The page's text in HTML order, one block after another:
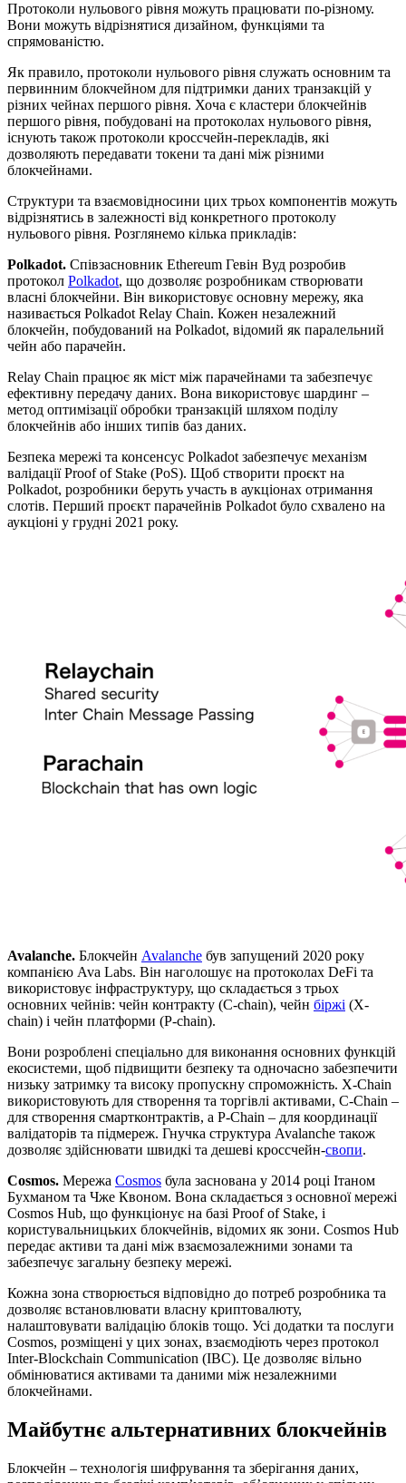
Протоколи нульового рівня можуть працювати по-різному.
Вони можуть відрізнятися дизайном, функціями та
спрямованістю.
Як правило, протоколи нульового рівня служать основним та
первинним блокчейном для підтримки даних транзакцій у
різних чейнах першого рівня. Хоча є кластери блокчейнів
першого рівня, побудовані на протоколах нульового рівня,
існують також протоколи кроссчейн-перекладів, які
дозволяють передавати токени та дані між різними
блокчейнами.
Структури та взаємовідносини цих трьох компонентів можуть
відрізнятись в залежності від конкретного протоколу
нульового рівня. Розглянемо кілька прикладів:
Polkadot. Співзасновник Ethereum Гевін Вуд розробив
протокол Polkadot, що дозволяє розробникам створювати
власні блокчейни. Він використовує основну мережу, яка
називається Polkadot Relay Chain. Кожен незалежний
блокчейн, побудований на Polkadot, відомий як паралельний
чейн або парачейн.
Relay Chain працює як міст між парачейнами та забезпечує
ефективну передачу даних. Вона використовує шардинг –
метод оптимізації обробки транзакцій шляхом поділу
блокчейнів або інших типів баз даних.
Безпека мережі та консенсус Polkadot забезпечує механізм
валідації Proof of Stake (PoS). Щоб створити проєкт на
Polkadot, розробники беруть участь в аукціонах отримання
слотів. Перший проєкт парачейнів Polkadot було схвалено на
аукціоні у грудні 2021 року.
Avalanche. Блокчейн Avalanche був запущений 2020 року
компанією Ava Labs. Він наголошує на протоколах DeFi та
використовує інфраструктуру, що складається з трьох
основних чейнів: чейн контракту (C-chain), чейн біржі (X-
chain) і чейн платформи (P-chain).
Вони розроблені спеціально для виконання основних функцій
екосистеми, щоб підвищити безпеку та одночасно забезпечити
низьку затримку та високу пропускну спроможність. X-Chain
використовують для створення та торгівлі активами, C-Chain –
для створення смартконтрактів, а P-Chain – для координації
валідаторів та підмереж. Гнучка структура Avalanche також
дозволяє здійснювати швидкі та дешеві кроссчейн-свопи.
Cosmos. Мережа Cosmos була заснована у 2014 році Ітаном
Бухманом та Чже Квоном. Вона складається з основної мережі
Cosmos Hub, що функціонує на базі Proof of Stake, і
користувальницьких блокчейнів, відомих як зони. Cosmos Hub
передає активи та дані між взаємозалежними зонами та
забезпечує загальну безпеку мережі.
Кожна зона створюється відповідно до потреб розробника та
дозволяє встановлювати власну криптовалюту,
налаштовувати валідацію блоків тощо. Усі додатки та послуги
Cosmos, розміщені у цих зонах, взаємодіють через протокол
Inter-Blockchain Communication (IBC). Це дозволяє вільно
обмінюватися активами та даними між незалежними
блокчейнами.
Майбутнє альтернативних блокчейнів
Блокчейн – технологія шифрування та зберігання даних,